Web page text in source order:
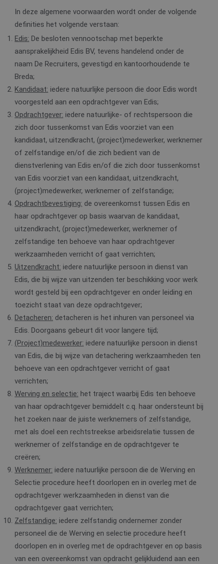
In deze algemene voorwaarden wordt onder de volgende
definities het volgende verstaan:
Edis: De besloten vennootschap met beperkte
aansprakelijkheid Edis BV, tevens handelend onder de
naam De Recruiters, gevestigd en kantoorhoudende te
Breda;
Kandidaat: iedere natuurlijke persoon die door Edis wordt
voorgesteld aan een opdrachtgever van Edis;
Opdrachtgever: iedere natuurlijke- of rechtspersoon die
zich door tussenkomst van Edis voorziet van een
kandidaat, uitzendkracht, (project)medewerker, werknemer
of zelfstandige en/of die zich bedient van de
dienstverlening van Edis en/of die zich door tussenkomst
van Edis voorziet van een kandidaat, uitzendkracht,
(project)medewerker, werknemer of zelfstandige;
Opdrachtbevestiging: de overeenkomst tussen Edis en
haar opdrachtgever op basis waarvan de kandidaat,
uitzendkracht, (project)medewerker, werknemer of
zelfstandige ten behoeve van haar opdrachtgever
werkzaamheden verricht of gaat verrichten;
Uitzendkracht: iedere natuurlijke persoon in dienst van
Edis, die bij wijze van uitzenden ter beschikking voor werk
wordt gesteld bij een opdrachtgever en onder leiding en
toezicht staat van deze opdrachtgever;
Detacheren: detacheren is het inhuren van personeel via
Edis. Doorgaans gebeurt dit voor langere tijd;
(Project)medewerker: iedere natuurlijke persoon in dienst
van Edis, die bij wijze van detachering werkzaamheden ten
behoeve van een opdrachtgever verricht of gaat
verrichten;
Werving en selectie: het traject waarbij Edis ten behoeve
van haar opdrachtgever bemiddelt c.q. haar ondersteunt bij
het zoeken naar de juiste werknemers of zelfstandige,
met als doel een rechtstreekse arbeidsrelatie tussen de
werknemer of zelfstandige en de opdrachtgever te
creëren;
Werknemer: iedere natuurlijke persoon die de Werving en
Selectie procedure heeft doorlopen en in overleg met de
opdrachtgever werkzaamheden in dienst van die
opdrachtgever gaat verrichten;
Zelfstandige: iedere zelfstandig ondernemer zonder
personeel die de Werving en selectie procedure heeft
doorlopen en in overleg met de opdrachtgever en op basis
van een overeenkomst van opdracht gelijkluidend aan een